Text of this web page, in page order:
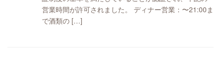
営業時間が許可されました。 ディナー営業：〜21:00ま
で酒類の […]